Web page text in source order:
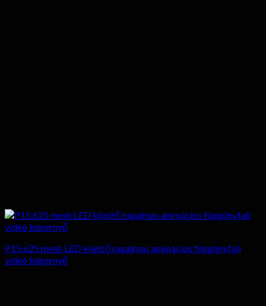
P15.625 mesh LED kijelző rugalmas animációs függönyfali
videó képernyő